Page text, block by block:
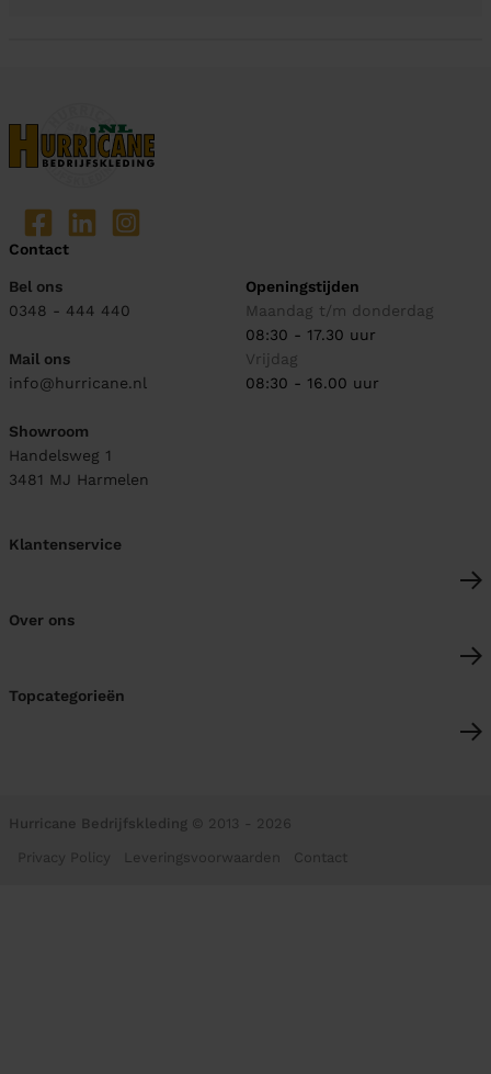
Contact
Bel ons
0348 - 444 440
Mail ons
info@hurricane.nl
Showroom
Handelsweg 1
3481 MJ Harmelen
Openingstijden
Maandag t/m donderdag
08:30 - 17.30 uur
Vrijdag
08:30 - 16.00 uur
Klantenservice
Over ons
Topcategorieën
Hurricane Bedrijfskleding © 2013 - 2026
Privacy Policy Leveringsvoorwaarden Contact